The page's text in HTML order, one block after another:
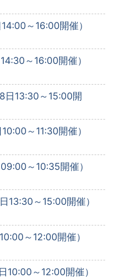
～16:00開催）
～16:00開催）
日13:30～15:00開
～11:30開催）
～10:35開催）
13:30～15:00開催）
～12:00開催）
～12:00開催）